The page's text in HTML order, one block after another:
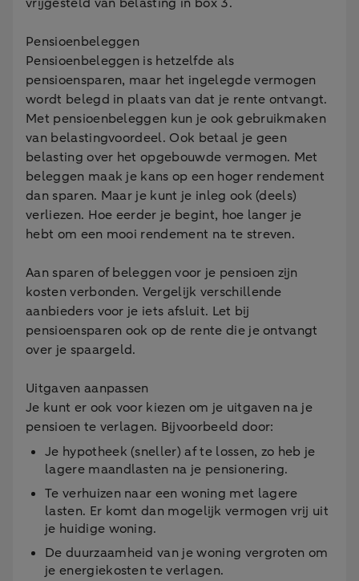
Pensioenbeleggen
Pensioenbeleggen is hetzelfde als
pensioensparen, maar het ingelegde vermogen
wordt belegd in plaats van dat je rente ontvangt.
Met pensioenbeleggen kun je ook gebruikmaken
van belastingvoordeel. Ook betaal je geen
belasting over het opgebouwde vermogen. Met
beleggen maak je kans op een hoger rendement
dan sparen. Maar je kunt je inleg ook (deels)
verliezen. Hoe eerder je begint, hoe langer je
hebt om een mooi rendement na te streven.
Aan sparen of beleggen voor je pensioen zijn
kosten verbonden. Vergelijk verschillende
aanbieders voor je iets afsluit. Let bij
pensioensparen ook op de rente die je ontvangt
over je spaargeld.
Uitgaven aanpassen
Je kunt er ook voor kiezen om je uitgaven na je
pensioen te verlagen. Bijvoorbeeld door:
Je hypotheek (sneller) af te lossen, zo heb je
lagere maandlasten na je pensionering.
Te verhuizen naar een woning met lagere
lasten. Er komt dan mogelijk vermogen vrij uit
je huidige woning.
De duurzaamheid van je woning vergroten om
je energiekosten te verlagen.